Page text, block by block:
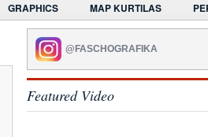
GRAPHICS MAP KURTILAS
@FASCHOGRAFIKA
Featured Video